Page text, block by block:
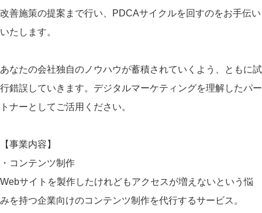
改善施策の提案まで行い、PDCAサイクルを回すのをお手伝い
いたします。
あなたの会社独自のノウハウが蓄積されていくよう、ともに試
行錯誤していきます。デジタルマーケティングを理解したパー
トナーとしてご活用ください。
【事業内容】
・コンテンツ制作
Webサイトを製作したけれどもアクセスが増えないという悩
みを持つ企業向けのコンテンツ制作を代行するサービス。